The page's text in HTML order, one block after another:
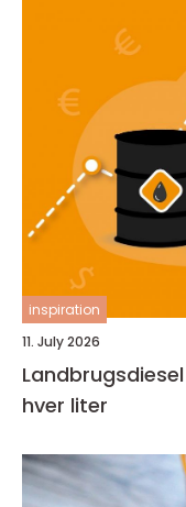
inspiration
11. July 2026
Landbrugsdiesel sådan får du mest ud af
hver liter